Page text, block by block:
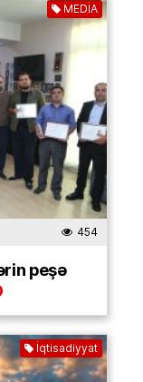
MEDİA
454
peşə
İqtisadiyyat